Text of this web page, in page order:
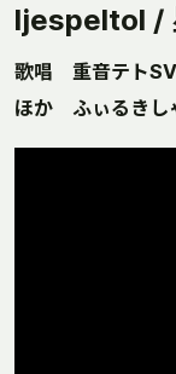
ljespeltol /
歌唱 重音テト
ほか ふぃるきし